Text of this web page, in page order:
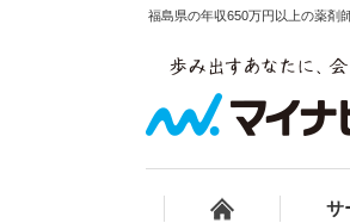
福島県の年収650万円以上の薬剤
サ